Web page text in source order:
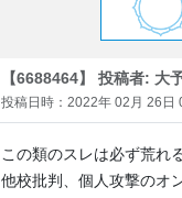
【6688464】 投稿者: 大
投稿日時：2022年 02月 26日
この類のスレは必ず荒れる
他校批判、個人攻撃のオ